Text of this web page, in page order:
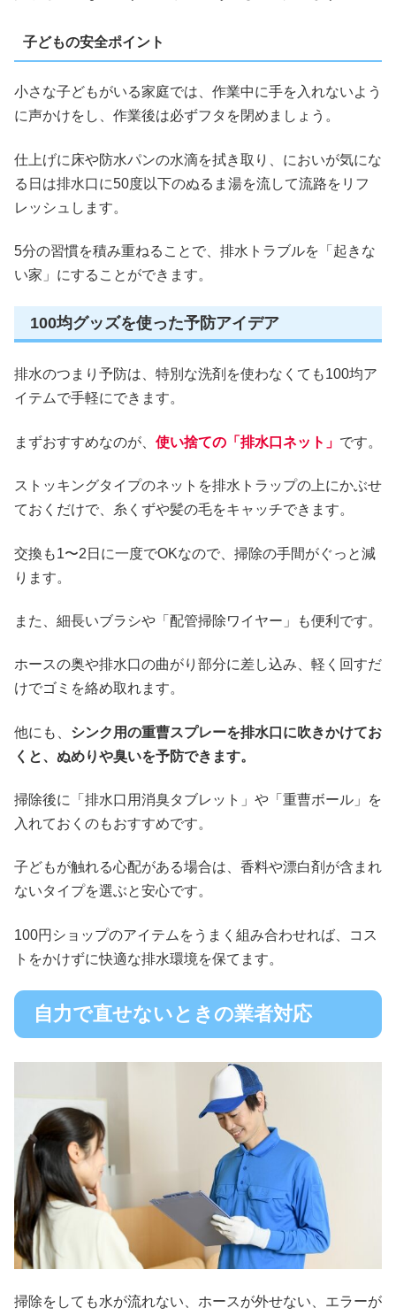
子どもの安全ポイント
小さな子どもがいる家庭では、作業中に手を入れないよう
に声かけをし、作業後は必ずフタを閉めましょう。
仕上げに床や防水パンの水滴を拭き取り、においが気にな
る日は排水口に50度以下のぬるま湯を流して流路をリフ
レッシュします。
5分の習慣を積み重ねることで、排水トラブルを「起きな
い家」にすることができます。
100均グッズを使った予防アイデア
排水のつまり予防は、特別な洗剤を使わなくても100均ア
イテムで手軽にできます。
まずおすすめなのが、 使い捨ての「排水口ネット」 です。
ストッキングタイプのネットを排水トラップの上にかぶせ
ておくだけで、糸くずや髪の毛をキャッチできます。
交換も1〜2日に一度でOKなので、掃除の手間がぐっと減
ります。
また、細長いブラシや「配管掃除ワイヤー」も便利です。
ホースの奥や排水口の曲がり部分に差し込み、軽く回すだ
けでゴミを絡め取れます。
他にも、 シンク用の重曹スプレーを排水口に吹きかけてお
くと、ぬめりや臭いを予防できます。
掃除後に「排水口用消臭タブレット」や「重曹ボール」を
入れておくのもおすすめです。
子どもが触れる心配がある場合は、香料や漂白剤が含まれ
ないタイプを選ぶと安心です。
100円ショップのアイテムをうまく組み合わせれば、コス
トをかけずに快適な排水環境を保てます。
自力で直せないときの業者対応
掃除をしても水が流れない、ホースが外せない、エラーが